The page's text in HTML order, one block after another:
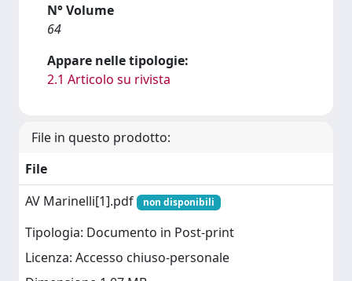
N° Volume
64
Appare nelle tipologie:
2.1 Articolo su rivista
File in questo prodotto:
File
AV Marinelli[1].pdf
non disponibili
Tipologia: Documento in Post-print
Licenza: Accesso chiuso-personale